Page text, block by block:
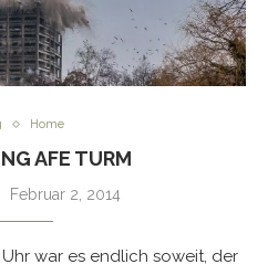
Home
AFE TURM
Februar 2, 2014
war es endlich soweit, der